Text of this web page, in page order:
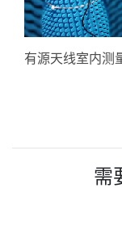
有源天线室内测
需